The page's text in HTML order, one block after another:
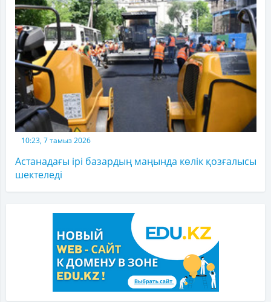
10:23, 7 тамыз 2026
Астанадағы ірі базардың маңында көлік қозғалысы
шектеледі